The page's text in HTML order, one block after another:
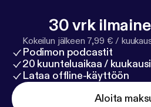
30 vrk
Kokeilun jälkeen 7,99 € /
Podimon podcastit
20 kuunteluaikaa / kuukausi
Lataa offline-käyttöön
Aloita